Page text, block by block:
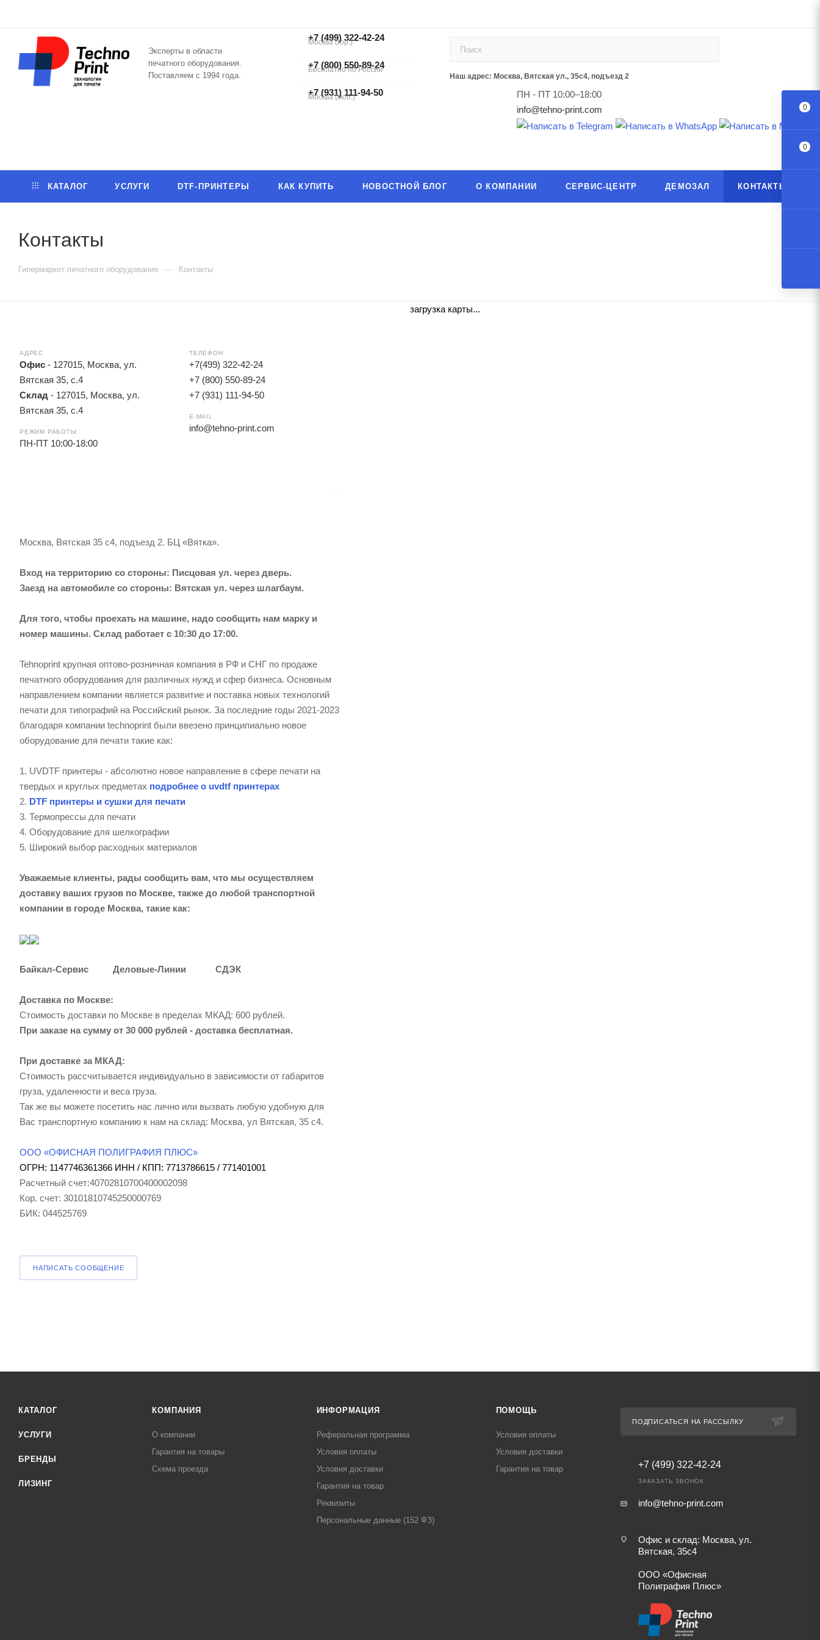
Эксперты в области
печатного оборудования.
Поставляем с 1994 года.
+7 (499) 322-42-24
Москва (гор.)
+7 (800) 550-89-24
Бесплатно по России
+7 (931) 111-94-50
Москва (моб.)
ЗАКАЗАТЬ ЗВОНОК
Наш адрес: Москва, Вятская ул., 35с4, подъезд 2
ПН - ПТ 10:00–18:00
info@tehno-print.com
КАТАЛОГ УСЛУГИ DTF-ПРИНТЕРЫ КАК КУПИТЬ НОВОСТНОЙ БЛОГ О КОМПАНИИ СЕРВИС-ЦЕНТР ДЕМОЗАЛ КОНТАКТЫ
Контакты
Гипермаркет печатного оборудования — Контакты
АДРЕС
Офис - 127015, Москва, ул.
Вятская 35, с.4
Склад - 127015, Москва, ул.
Вятская 35, с.4
РЕЖИМ РАБОТЫ
ПН-ПТ 10:00-18:00
ТЕЛЕФОН
+7(499) 322-42-24
+7 (800) 550-89-24
+7 (931) 111-94-50
E-MAIL
info@tehno-print.com
Москва, Вятская 35 с4, подъезд 2. БЦ «Вятка».
Вход на территорию со стороны: Писцовая ул. через дверь.
Заезд на автомобиле со стороны: Вятская ул. через шлагбаум.
Для того, чтобы проехать на машине, надо сообщить нам марку и
номер машины. Склад работает с 10:30 до 17:00.
Tehnoprint крупная оптово-розничная компания в РФ и СНГ по продаже
печатного оборудования для различных нужд и сфер бизнеса. Основным
направлением компании является развитие и поставка новых технологий
печати для типографий на Российский рынок. За последние годы 2021-2023
благодаря компании technoprint были ввезено принципиально новое
оборудование для печати такие как:
1. UVDTF принтеры - абсолютно новое направление в сфере печати на
твердых и круглых предметах подробнее о uvdtf принтерах
2. DTF принтеры и сушки для печати
3. Термопрессы для печати
4. Оборудование для шелкографии
5. Широкий выбор расходных материалов
Уважаемые клиенты, рады сообщить вам, что мы осуществляем
доставку ваших грузов по Москве, также до любой транспортной
компании в городе Москва, такие как:
Байкал-Сервис Деловые-Линии СДЭК
Доставка по Москве:
Стоимость доставки по Москве в пределах МКАД: 600 рублей.
При заказе на сумму от 30 000 рублей - доставка бесплатная.
При доставке за МКАД:
Стоимость рассчитывается индивидуально в зависимости от габаритов
груза, удаленности и веса груза.
Так же вы можете посетить нас лично или вызвать любую удобную для
Вас транспортную компанию к нам на склад: Москва, ул Вятская, 35 c4.
ООО «ОФИСНАЯ ПОЛИГРАФИЯ ПЛЮС»
ОГРН: 1147746361366 ИНН / КПП: 7713786615 / 771401001
Расчетный счет:40702810700400002098
Кор. счет: 30101810745250000769
БИК: 044525769
НАПИСАТЬ СООБЩЕНИЕ
загрузка карты...
КАТАЛОГ
УСЛУГИ
БРЕНДЫ
ЛИЗИНГ
КОМПАНИЯ
О компании
Гарантия на товары
Схема проезда
ИНФОРМАЦИЯ
Реферальная программа
Условия оплаты
Условия доставки
Гарантия на товар
Реквизиты
Персональные данные (152 ФЗ)
ПОМОЩЬ
Условия оплаты
Условия доставки
Гарантия на товар
ПОДПИСАТЬСЯ НА РАССЫЛКУ
+7 (499) 322-42-24
ЗАКАЗАТЬ ЗВОНОК
info@tehno-print.com
Офис и склад: Москва, ул.
Вятская, 35с4
ООО «Офисная
Полиграфия Плюс»
0
0